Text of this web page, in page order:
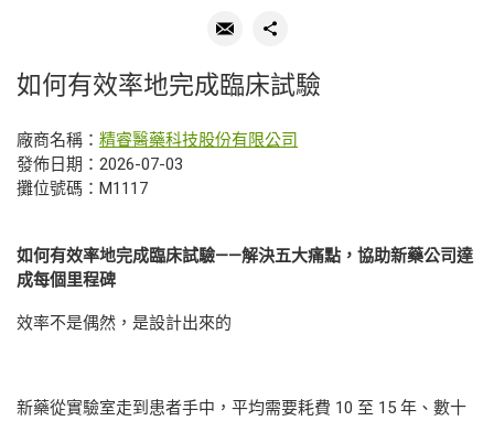
如何有效率地完成臨床試驗
廠商名稱： 精睿醫藥科技股份有限公司
發佈日期：2026-07-03
攤位號碼：M1117
如何有效率地完成臨床試驗——解決五大痛點，協助新藥公司達
成每個里程碑
效率不是偶然，是設計出來的
新藥從實驗室走到患者手中，平均需要耗費 10 至 15 年、數十